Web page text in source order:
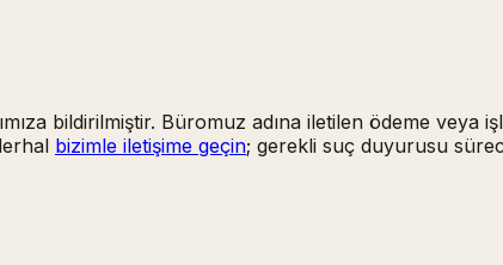
bildirilmiştir. Büromuz adına iletilen ödeme veya
bizimle iletişime geçin; gerekli suç duyurusu